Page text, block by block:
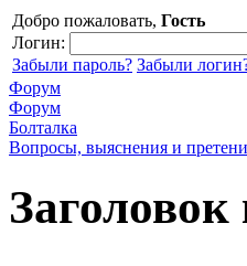
Добро пожаловать, Гость
Логин:
Забыли пароль? Забыли
Форум
Форум
Болталка
Вопросы, выяснения и
Заголовок